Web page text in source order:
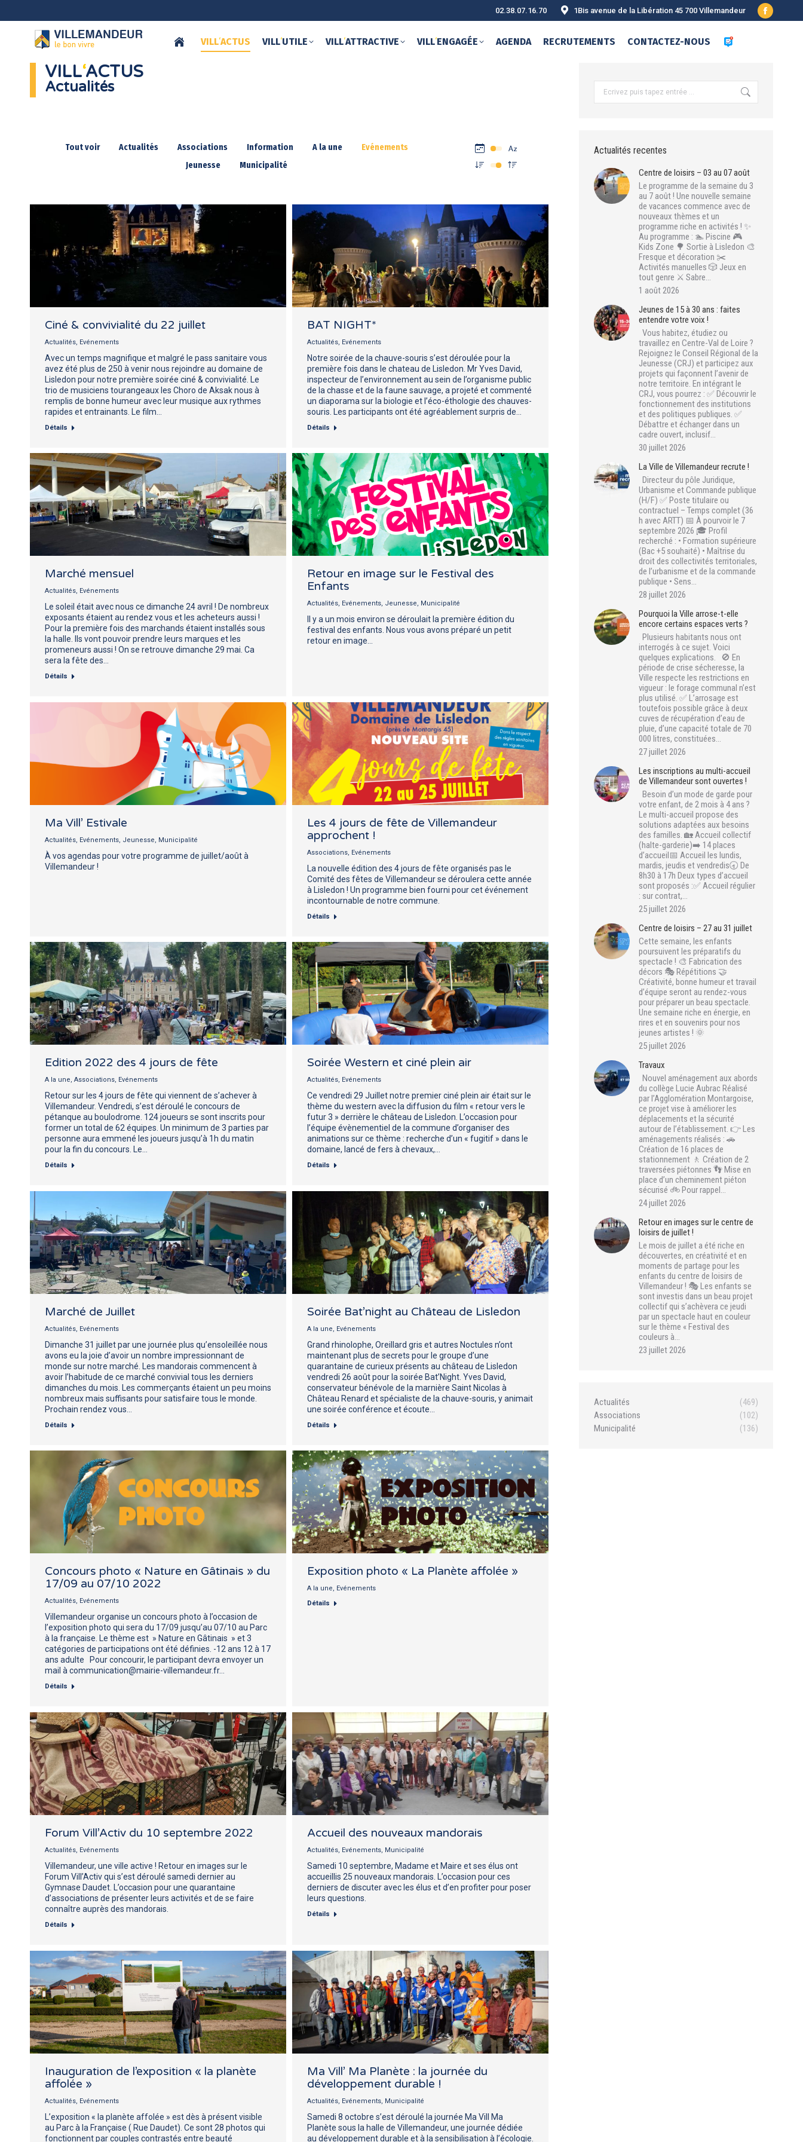
02.38.07.16.70 1Bis avenue de la Libération 45 700 Villemandeur
Facebook
VILL‘ACTUS VILL‘UTILE VILL‘ATTRACTIVE VILL‘ENGAGÉE AGENDA RECRUTEMENTS CONTACTEZ-NOUS
VILL‘ACTUS
Actualités
Tout voir Actualités Associations Information A la une
Evénements
Jeunesse
Municipalité
Ciné & convivialité du 22 juillet
Actualités Evénements
Avec un temps magnifique et malgré le pass sanitaire vous
avez été plus de 250 à venir nous rejoindre au domaine de
Lisledon pour notre première soirée ciné & convivialité. Le
trio de musiciens tourangeaux les Choro de Aksak nous à
remplis de bonne humeur avec leur musique aux rythmes
rapides et entrainants. Le film…
Détails
BAT NIGHT*
Actualités Evénements
Notre soirée de la chauve-souris s’est déroulée pour la
première fois dans le chateau de Lisledon. Mr Yves David,
inspecteur de l’environnement au sein de l’organisme public
de la chasse et de la faune sauvage, a projeté et commenté
un diaporama sur la biologie et l’éco-éthologie des chauves-
souris. Les participants ont été agréablement surpris de…
Détails
Marché mensuel
Actualités Evénements
Le soleil était avec nous ce dimanche 24 avril ! De nombreux
exposants étaient au rendez vous et les acheteurs aussi !
Pour la première fois des marchands étaient installés sous
la halle. Ils vont pouvoir prendre leurs marques et les
promeneurs aussi ! On se retrouve dimanche 29 mai. Ca
sera la fête des…
Détails
Retour en image sur le Festival des
Enfants
Actualités Evénements Jeunesse Municipalité
Il y a un mois environ se déroulait la première édition du
festival des enfants. Nous vous avons préparé un petit
retour en image…
Ma Vill’ Estivale
Actualités Evénements Jeunesse Municipalité
À vos agendas pour votre programme de juillet/août à
Villemandeur !
Les 4 jours de fête de Villemandeur
approchent !
Associations Evénements
La nouvelle édition des 4 jours de fête organisés pas le
Comité des fêtes de Villemandeur se déroulera cette année
à Lisledon ! Un programme bien fourni pour cet événement
incontournable de notre commune.
Détails
Edition 2022 des 4 jours de fête
A la une Associations Evénements
Retour sur les 4 jours de fête qui viennent de s’achever à
Villemandeur. Vendredi, s’est déroulé le concours de
pétanque au boulodrome. 124 joueurs se sont inscrits pour
former un total de 62 équipes. Un minimum de 3 parties par
personne aura emmené les joueurs jusqu’à 1h du matin
pour la fin du concours. Le…
Détails
Soirée Western et ciné plein air
Actualités Evénements
Ce vendredi 29 Juillet notre premier ciné plein air était sur le
thème du western avec la diffusion du film « retour vers le
futur 3 » derrière le château de Lisledon. L’occasion pour
l’équipe évènementiel de la commune d’organiser des
animations sur ce thème : recherche d’un « fugitif » dans le
domaine, lancé de fers à chevaux,…
Détails
Marché de Juillet
Actualités Evénements
Dimanche 31 juillet par une journée plus qu’ensoleillée nous
avons eu la joie d’avoir un nombre impressionnant de
monde sur notre marché. Les mandorais commencent à
avoir l’habitude de ce marché convivial tous les derniers
dimanches du mois. Les commerçants étaient un peu moins
nombreux mais suffisants pour satisfaire tous le monde.
Prochain rendez vous…
Détails
Soirée Bat’night au Château de Lisledon
A la une Evénements
Grand rhinolophe, Oreillard gris et autres Noctules n’ont
maintenant plus de secrets pour le groupe d’une
quarantaine de curieux présents au château de Lisledon
vendredi 26 août pour la soirée Bat’Night. Yves David,
conservateur bénévole de la marnière Saint Nicolas à
Château Renard et spécialiste de la chauve-souris, y animait
une soirée conférence et écoute…
Détails
Concours photo « Nature en Gâtinais » du
17/09 au 07/10 2022
Actualités Evénements
Villemandeur organise un concours photo à l’occasion de
l’exposition photo qui sera du 17/09 jusqu’au 07/10 au Parc
à la française. Le thème est » Nature en Gâtinais » et 3
catégories de participations ont été définies. -12 ans 12 à 17
ans adulte Pour concourir, le participant devra envoyer un
mail à communication@mairie-villemandeur.fr…
Détails
Exposition photo « La Planète affolée »
A la une
Evénements
Détails
Forum Vill’Activ du 10 septembre 2022
Actualités Evénements
Villemandeur, une ville active ! Retour en images sur le
Forum Vill’Activ qui s’est déroulé samedi dernier au
Gymnase Daudet. L’occasion pour une quarantaine
d’associations de présenter leurs activités et de se faire
connaître auprès des mandorais.
Détails
Accueil des nouveaux mandorais
Actualités Evénements Municipalité
Samedi 10 septembre, Madame et Maire et ses élus ont
accueillis 25 nouveaux mandorais. L’occasion pour ces
derniers de discuter avec les élus et d’en profiter pour poser
leurs questions.
Détails
Inauguration de l’exposition « la planète
affolée »
Actualités Evénements
L’exposition « la planète affolée » est dès à présent visible
au Parc à la Française ( Rue Daudet). Ce sont 28 photos qui
fonctionnent par couples contrastés entre beauté
Ma Vill’ Ma Planète : la journée du
développement durable !
Actualités Evénements Municipalité
Samedi 8 octobre s’est déroulé la journée Ma Vill Ma
Planète sous la halle de Villemandeur, une journée dédiée
au développement durable et à la sensibilisation à l’écologie.
Actualités recentes
Centre de loisirs – 03 au 07 août
Le programme de la semaine du 3
au 7 août ! Une nouvelle semaine
de vacances commence avec de
nouveaux thèmes et un
programme riche en activités ! ✨
Au programme : 🏊 Piscine 🎮
Kids Zone 🌳 Sortie à Lisledon 🎨
Fresque et décoration ✂️
Activités manuelles 🎲 Jeux en
tout genre ⚔️ Sabre…
1 août 2026
Jeunes de 15 à 30 ans : faites
entendre votre voix !
Vous habitez, étudiez ou
travaillez en Centre-Val de Loire ?
Rejoignez le Conseil Régional de la
Jeunesse (CRJ) et participez aux
projets qui façonnent l’avenir de
notre territoire. En intégrant le
CRJ, vous pourrez : ✅ Découvrir le
fonctionnement des institutions
et des politiques publiques. ✅
Débattre et échanger dans un
cadre ouvert, inclusif…
30 juillet 2026
La Ville de Villemandeur recrute !
Directeur du pôle Juridique,
Urbanisme et Commande publique
(H/F) ✅ Poste titulaire ou
contractuel – Temps complet (36
h avec ARTT) 📅 À pourvoir le 7
septembre 2026 🎓 Profil
recherché : • Formation supérieure
(Bac +5 souhaité) • Maîtrise du
droit des collectivités territoriales,
de l’urbanisme et de la commande
publique • Sens…
28 juillet 2026
Pourquoi la Ville arrose-t-elle
encore certains espaces verts ?
Plusieurs habitants nous ont
interrogés à ce sujet. Voici
quelques explications. 🚫 En
période de crise sécheresse, la
Ville respecte les restrictions en
vigueur : le forage communal n’est
plus utilisé. ✅ L’arrosage est
toutefois possible grâce à deux
cuves de récupération d’eau de
pluie, d’une capacité totale de 70
000 litres, constituées…
27 juillet 2026
Les inscriptions au multi-accueil
de Villemandeur sont ouvertes !
Besoin d’un mode de garde pour
votre enfant, de 2 mois à 4 ans ?
Le multi-accueil propose des
solutions adaptées aux besoins
des familles. 🏡 Accueil collectif
(halte-garderie)➡️ 14 places
d’accueil📅 Accueil les lundis,
mardis, jeudis et vendredis🕣 De
8h30 à 17h Deux types d’accueil
sont proposés :✅ Accueil régulier
: sur contrat,…
25 juillet 2026
Centre de loisirs – 27 au 31 juillet
Cette semaine, les enfants
poursuivent les préparatifs du
spectacle ! 🎨 Fabrication des
décors 🎭 Répétitions 🤝
Créativité, bonne humeur et travail
d’équipe seront au rendez-vous
pour préparer un beau spectacle.
Une semaine riche en énergie, en
rires et en souvenirs pour nos
jeunes artistes ! 🌞
25 juillet 2026
Travaux
Nouvel aménagement aux abords
du collège Lucie Aubrac Réalisé
par l’Agglomération Montargoise,
ce projet vise à améliorer les
déplacements et la sécurité
autour de l’établissement. 👉 Les
aménagements réalisés : 🚗
Création de 16 places de
stationnement 🚶 Création de 2
traversées piétonnes 👣 Mise en
place d’un cheminement piéton
sécurisé 🚲 Pour rappel…
24 juillet 2026
Retour en images sur le centre de
loisirs de juillet !
Le mois de juillet a été riche en
découvertes, en créativité et en
moments de partage pour les
enfants du centre de loisirs de
Villemandeur ! 🎭 Les enfants se
sont investis dans un beau projet
collectif qui s’achèvera ce jeudi
par un spectacle haut en couleur
sur le thème « Festival des
couleurs à…
23 juillet 2026
Actualités
(469)
Associations
(102)
Municipalité
(136)